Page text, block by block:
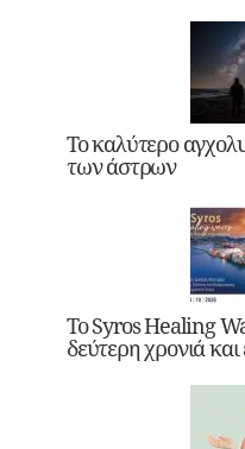
Το καλύτερο
των άστρων
Το Syros Healing
δεύτερη χρονιά